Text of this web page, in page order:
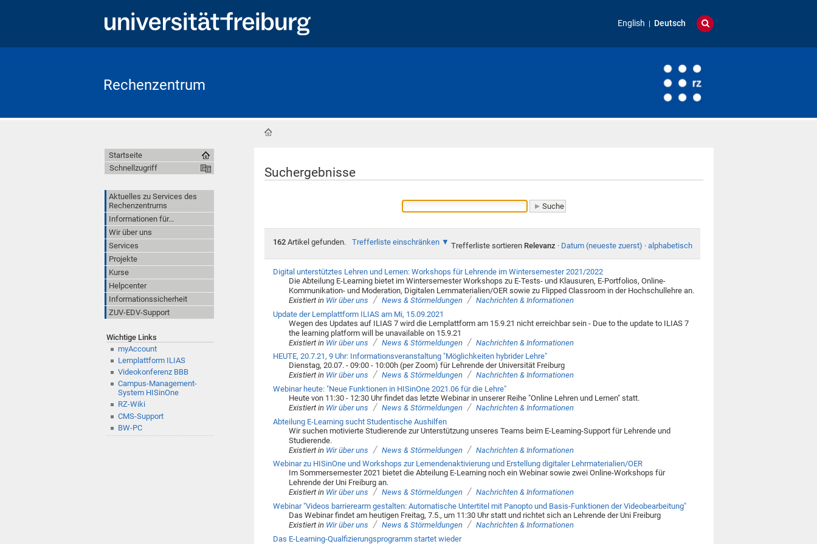
English Deutsch
Rechenzentrum
Suchergebnisse
162Artikel gefunden. Trefferliste einschränken Trefferliste sortieren Relevanz · Datum (neueste zuerst) · alphabetisch
Digital unterstütztes Lehren und Lernen: Workshops für Lehrende im Wintersemester 2021/2022
Die Abteilung E-Learning bietet im Wintersemester Workshops zu E-Tests- und Klausuren, E-Portfolios, Online-
Kommunikation- und Moderation, Digitalen Lernmaterialien/OER sowie zu Flipped Classroom in der Hochschullehre an.
Existiert in Wir über uns / News & Störmeldungen / Nachrichten & Informationen
Update der Lernplattform ILIAS am Mi, 15.09.2021
Wegen des Updates auf ILIAS 7 wird die Lernplattform am 15.9.21 nicht erreichbar sein - Due to the update to ILIAS 7
the learning platform will be unavailable on 15.9.21
Existiert in Wir über uns / News & Störmeldungen / Nachrichten & Informationen
HEUTE, 20.7.21, 9 Uhr: Informationsveranstaltung "Möglichkeiten hybrider Lehre"
Dienstag, 20.07. - 09:00 - 10:00h (per Zoom) für Lehrende der Universität Freiburg
Existiert in Wir über uns / News & Störmeldungen / Nachrichten & Informationen
Webinar heute: "Neue Funktionen in HISinOne 2021.06 für die Lehre"
Heute von 11:30 - 12:30 Uhr findet das letzte Webinar in unserer Reihe "Online Lehren und Lernen" statt.
Existiert in Wir über uns / News & Störmeldungen / Nachrichten & Informationen
Abteilung E-Learning sucht Studentische Aushilfen
Wir suchen motivierte Studierende zur Unterstützung unseres Teams beim E-Learning-Support für Lehrende und
Studierende.
Existiert in Wir über uns / News & Störmeldungen / Nachrichten & Informationen
Webinar zu HISinOne und Workshops zur Lernendenaktivierung und Erstellung digitaler Lehrmaterialien/OER
Im Sommersemester 2021 bietet die Abteilung E-Learning noch ein Webinar sowie zwei Online-Workshops für
Lehrende der Uni Freiburg an.
Existiert in Wir über uns / News & Störmeldungen / Nachrichten & Informationen
Webinar "Videos barrierearm gestalten: Automatische Untertitel mit Panopto und Basis-Funktionen der Videobearbeitung"
Das Webinar findet am heutigen Freitag, 7.5., um 11:30 Uhr statt und richtet sich an Lehrende der Uni Freiburg
Existiert in Wir über uns / News & Störmeldungen / Nachrichten & Informationen
Das E-Learning-Qualfizierungsprogramm startet wieder
Startseite
Schnellzugriff
Aktuelles zu Services des
Rechenzentrums
Informationen für...
Wir über uns
Services
Projekte
Kurse
Helpcenter
Informationssicherheit
ZUV-EDV-Support
Wichtige Links
myAccount
Lernplattform ILIAS
Videokonferenz BBB
Campus-Management-
System HISinOne
RZ-Wiki
CMS-Support
BW-PC